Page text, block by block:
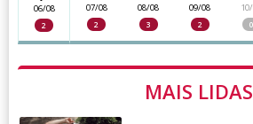
06/08
2
07/08
2
08/08
3
09/08
2 0
MAIS LIDAS